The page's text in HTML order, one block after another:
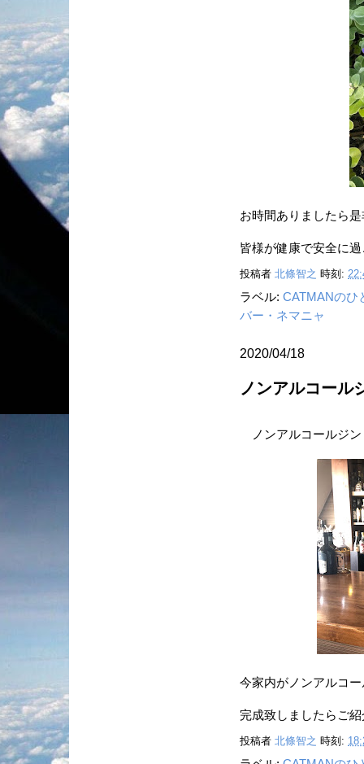
お時間ありましたら
皆様が健康で安全に
投稿者 北條智之 時刻:
ラベル: CATMANのひ
バー・ネマニャ
2020/04/18
ノンアルコール
ノンアルコールジン
今家内がノンアルコ
完成致しましたらご
投稿者 北條智之 時刻: